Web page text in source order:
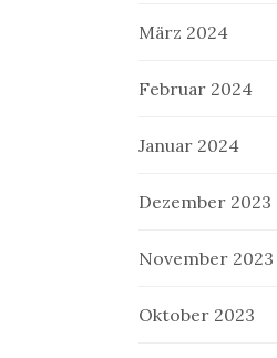
März 2024
Februar 2024
Januar 2024
Dezember 2023
November 2023
Oktober 2023